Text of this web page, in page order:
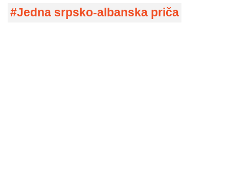
Jedna srpsko-albanska priča